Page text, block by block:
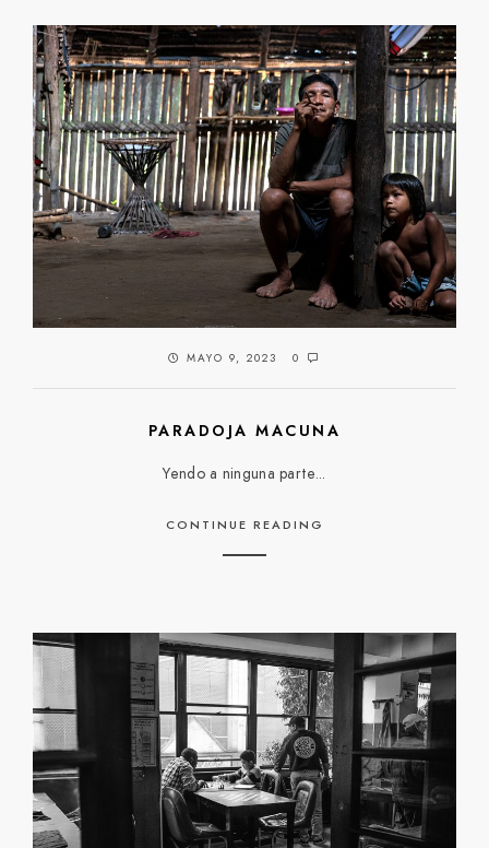
MAYO 9, 2023 0
PARADOJA MACUNA
Yendo a ninguna parte...
CONTINUE READING